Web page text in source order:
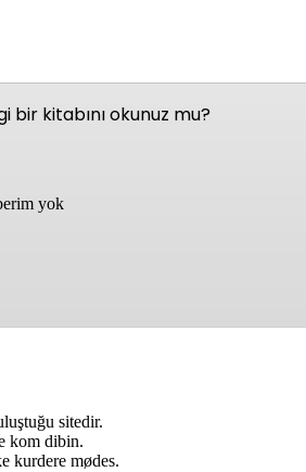
bir kitabını okunuz mu?
yok
sitedir.
kom dibin.
kurdere mødes.